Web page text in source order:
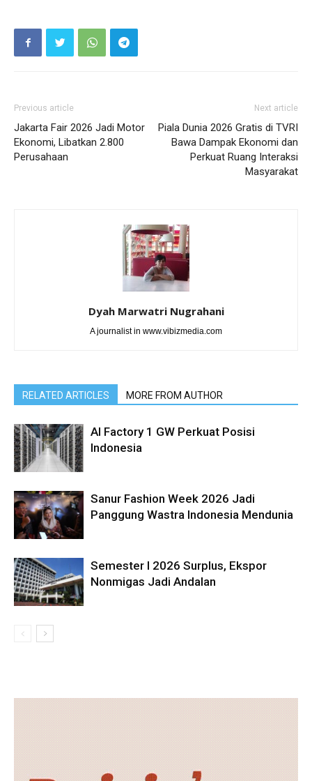
Previous article
Jakarta Fair 2026 Jadi Motor
Ekonomi, Libatkan 2.800
Perusahaan
Next article
Piala Dunia 2026 Gratis di TVRI
Bawa Dampak Ekonomi dan
Perkuat Ruang Interaksi
Masyarakat
Dyah Marwatri Nugrahani
A journalist in www.vibizmedia.com
RELATED ARTICLES MORE FROM AUTHOR
AI Factory 1 GW Perkuat Posisi
Indonesia
Sanur Fashion Week 2026 Jadi
Panggung Wastra Indonesia Mendunia
Semester I 2026 Surplus, Ekspor
Nonmigas Jadi Andalan